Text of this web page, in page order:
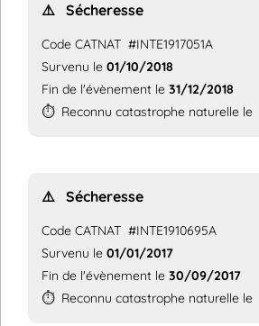
⚠️ Sécheresse
Code CATNAT #INTE1917051A
Survenu le 01/10/2018
Fin de l'évènement le 31/12/2018
⏱️ Reconnu catastrophe naturelle le
⚠️ Sécheresse
Code CATNAT #INTE1910695A
Survenu le 01/01/2017
Fin de l'évènement le 30/09/2017
⏱️ Reconnu catastrophe naturelle le